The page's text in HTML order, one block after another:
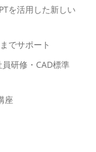
を活用した新しい
でサポート
研修・CAD標準
座